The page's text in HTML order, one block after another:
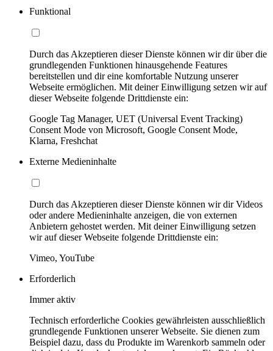
Funktional
Durch das Akzeptieren dieser Dienste können wir dir über die
grundlegenden Funktionen hinausgehende Features
bereitstellen und dir eine komfortable Nutzung unserer
Webseite ermöglichen. Mit deiner Einwilligung setzen wir auf
dieser Webseite folgende Drittdienste ein:
Google Tag Manager, UET (Universal Event Tracking)
Consent Mode von Microsoft, Google Consent Mode,
Klarna, Freshchat
Externe Medieninhalte
Durch das Akzeptieren dieser Dienste können wir dir Videos
oder andere Medieninhalte anzeigen, die von externen
Anbietern gehostet werden. Mit deiner Einwilligung setzen
wir auf dieser Webseite folgende Drittdienste ein:
Vimeo, YouTube
Erforderlich
Immer aktiv
Technisch erforderliche Cookies gewährleisten ausschließlich
grundlegende Funktionen unserer Webseite. Sie dienen zum
Beispiel dazu, dass du Produkte im Warenkorb sammeln oder